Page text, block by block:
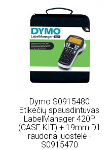
Dymo S0915480
Etikečių spausdintuvas
LabelManager 420P
(CASE KIT) + 19mm D1
raudona juostelė -
S0915470